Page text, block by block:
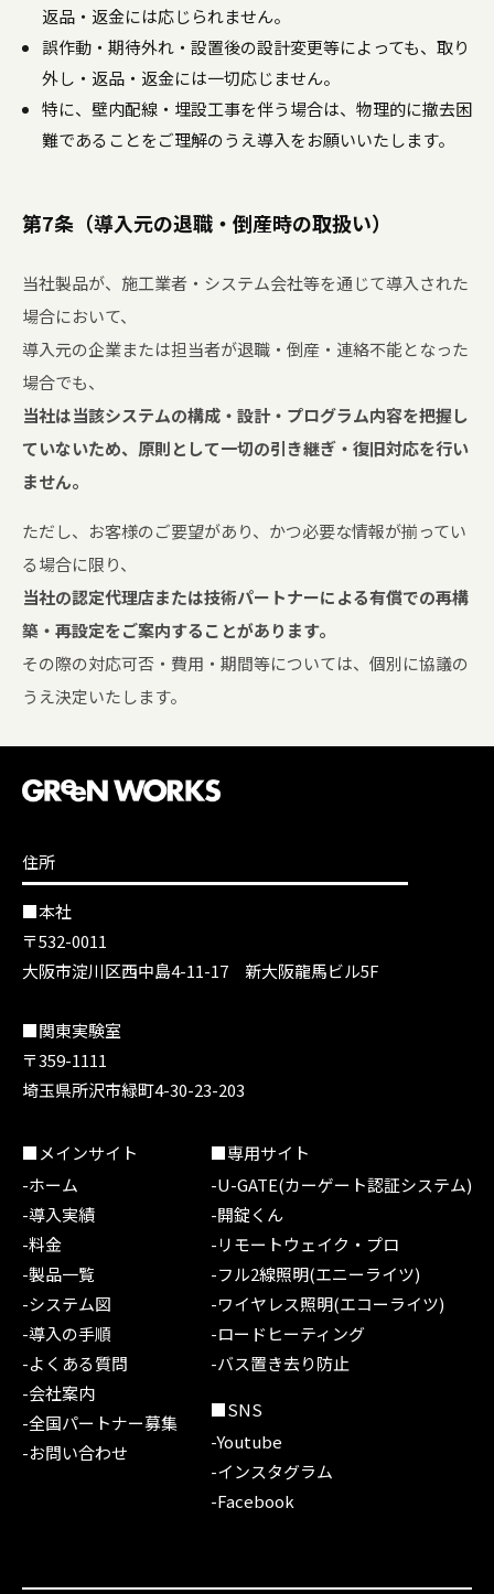
返品・返金には応じられません。
誤作動・期待外れ・設置後の設計変更等によっても、取り
外し・返品・返金には一切応じません。
特に、壁内配線・埋設工事を伴う場合は、物理的に撤去困
難であることをご理解のうえ導入をお願いいたします。
第7条（導入元の退職・倒産時の取扱い）
当社製品が、施工業者・システム会社等を通じて導入された
場合において、
導入元の企業または担当者が退職・倒産・連絡不能となった
場合でも、
当社は当該システムの構成・設計・プログラム内容を把握し
ていないため、原則として一切の引き継ぎ・復旧対応を行い
ません。
ただし、お客様のご要望があり、かつ必要な情報が揃ってい
る場合に限り、
当社の認定代理店または技術パートナーによる有償での再構
築・再設定をご案内することがあります。
その際の対応可否・費用・期間等については、個別に協議の
うえ決定いたします。
住所
■本社
〒532-0011
大阪市淀川区西中島4-11-17 新大阪龍馬ビル5F
■関東実験室
〒359-1111
埼玉県所沢市緑町4-30-23-203
■メインサイト
-ホーム
-導入実績
-料金
-製品一覧
-システム図
-導入の手順
-よくある質問
-会社案内
-全国パートナー募集
-お問い合わせ
■専用サイト
-U-GATE(カーゲート認証システム)
-開錠くん
-リモートウェイク・プロ
-フル2線照明(エニーライツ)
-ワイヤレス照明(エコーライツ)
-ロードヒーティング
-バス置き去り防止
■SNS
-Youtube
-インスタグラム
-Facebook